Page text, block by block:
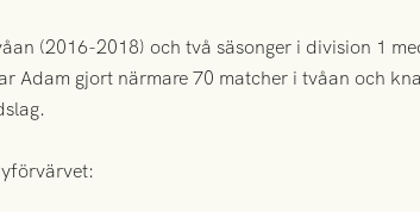
(2016-2018) och två säsonger i division 1
Adam gjort närmare 70 matcher i tvåan och